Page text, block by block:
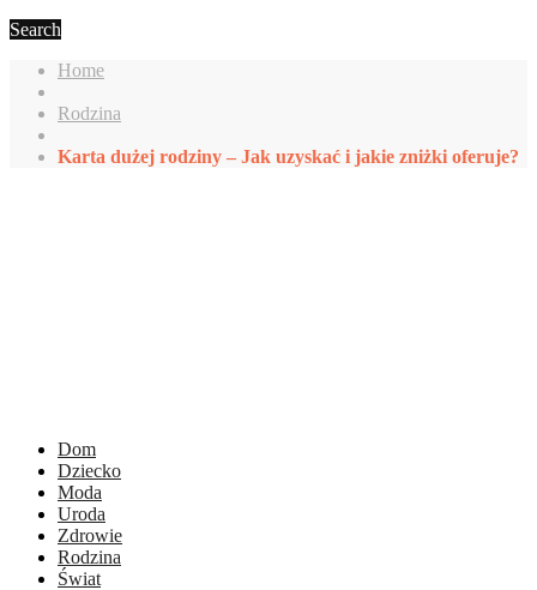
Search
Home
Rodzina
Karta dużej rodziny – Jak uzyskać i jakie zniżki oferuje?
Dom
Dziecko
Moda
Uroda
Zdrowie
Rodzina
Świat